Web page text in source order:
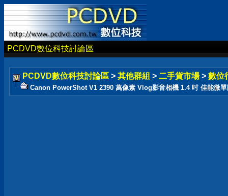
PCDVD數位科技討論區
PCDVD數位科技討論區 > 其他群組 > 二手貨市場 > 數位
Canon PowerShot V1 2390 萬像素 Vlog影音相機 1.4 吋 佳能微